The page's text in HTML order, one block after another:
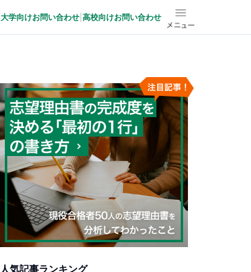
大学向けお問い合わせ 高校向けお問い合わせ メニュー
人気記事ランキング